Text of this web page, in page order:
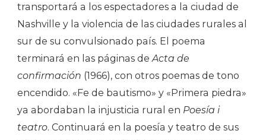
transportará a los espectadores a la ciudad de
Nashville y la violencia de las ciudades rurales al
sur de su convulsionado país. El poema
terminará en las páginas deActa de
confirmación (1966), con otros poemas de tono
encendido. «Fe de bautismo» y «Primera piedra»
ya abordaban la injusticia rural en Poesía i
teatro. Continuará en la poesía y teatro de sus